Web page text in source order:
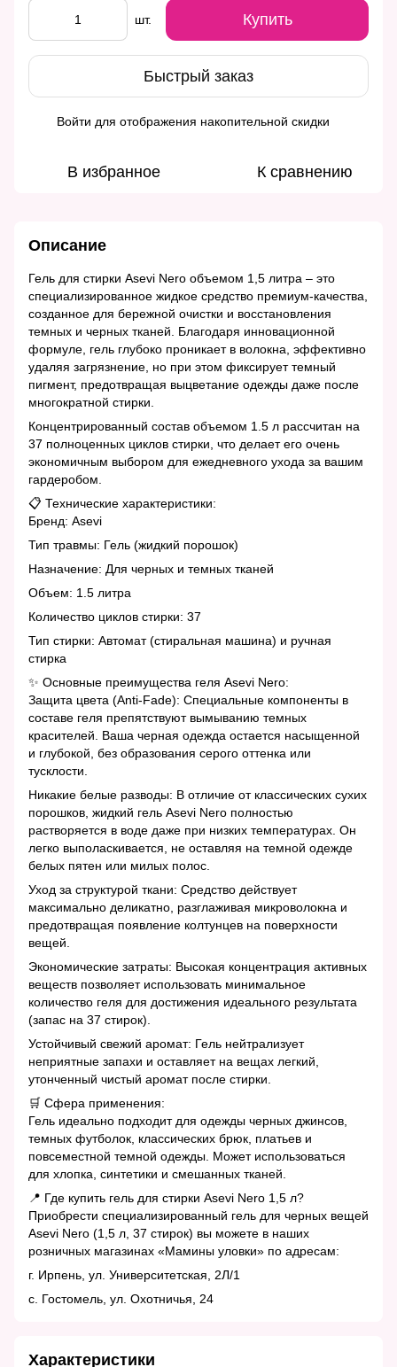
шт. Купить
Быстрый заказ
Войти для отображения накопительной скидки
В избранное К сравнению
Описание
Гель для стирки Asevi Nero объемом 1,5 литра – это
специализированное жидкое средство премиум-качества,
созданное для бережной очистки и восстановления
темных и черных тканей. Благодаря инновационной
формуле, гель глубоко проникает в волокна, эффективно
удаляя загрязнение, но при этом фиксирует темный
пигмент, предотвращая выцветание одежды даже после
многократной стирки.
Концентрированный состав объемом 1.5 л рассчитан на
37 полноценных циклов стирки, что делает его очень
экономичным выбором для ежедневного ухода за вашим
гардеробом.
📋 Технические характеристики:
Бренд: Asevi
Тип травмы: Гель (жидкий порошок)
Назначение: Для черных и темных тканей
Объем: 1.5 литра
Количество циклов стирки: 37
Тип стирки: Автомат (стиральная машина) и ручная
стирка
✨ Основные преимущества геля Asevi Nero:
Защита цвета (Anti-Fade): Специальные компоненты в
составе геля препятствуют вымыванию темных
красителей. Ваша черная одежда остается насыщенной
и глубокой, без образования серого оттенка или
тусклости.
Никакие белые разводы: В отличие от классических сухих
порошков, жидкий гель Asevi Nero полностью
растворяется в воде даже при низких температурах. Он
легко выполаскивается, не оставляя на темной одежде
белых пятен или милых полос.
Уход за структурой ткани: Средство действует
максимально деликатно, разглаживая микроволокна и
предотвращая появление колтунцев на поверхности
вещей.
Экономические затраты: Высокая концентрация активных
веществ позволяет использовать минимальное
количество геля для достижения идеального результата
(запас на 37 стирок).
Устойчивый свежий аромат: Гель нейтрализует
неприятные запахи и оставляет на вещах легкий,
утонченный чистый аромат после стирки.
🛒 Сфера применения:
Гель идеально подходит для одежды черных джинсов,
темных футболок, классических брюк, платьев и
повсеместной темной одежды. Может использоваться
для хлопка, синтетики и смешанных тканей.
📍 Где купить гель для стирки Asevi Nero 1,5 л?
Приобрести специализированный гель для черных вещей
Asevi Nero (1,5 л, 37 стирок) вы можете в наших
розничных магазинах «Мамины уловки» по адресам:
г. Ирпень, ул. Университетская, 2Л/1
с. Гостомель, ул. Охотничья, 24
Характеристики